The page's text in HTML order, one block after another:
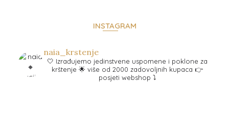
INSTAGRAM
naia_krstenje
🤍 Izrađujemo jedinstvene uspomene i poklone za
krštenje 🌟 više od 2000 zadovoljnih kupaca 👉
posjeti webshop ⤵️